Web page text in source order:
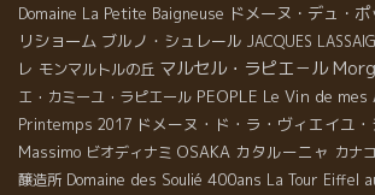
Domaine La Petite Baigneuse ドメーヌ・デュ・
リショーム ブルノ・シュレール JACQUES
レ モンマルトルの丘 マルセル・ラピエ－ル
エ・カミーユ・ラピエール PEOPLE Le Vin de mes
Printemps 2017 ドメーヌ・ド・ラ・ヴィエイユ
Massimo ビオディナミ OSAKA カタルーニャ カナ
醸造所 Domaine des Soulié 400ans La Tour Eiffel